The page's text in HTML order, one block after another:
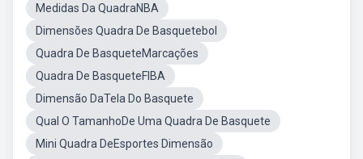
Medidas Da QuadraNBA
Dimensões Quadra De Basquetebol
Quadra De BasqueteMarcações
Quadra De BasqueteFIBA
Dimensão DaTela Do Basquete
Qual O TamanhoDe Uma Quadra De Basquete
Mini Quadra DeEsportes Dimensão